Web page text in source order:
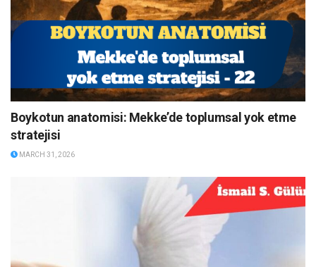
Boykotun anatomisi: Mekke’de toplumsal yok etme
stratejisi
MARCH 31, 2026